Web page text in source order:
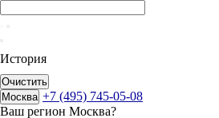
История
Очистить
Москва +7 (495) 745-05-08
Ваш регион Москва?